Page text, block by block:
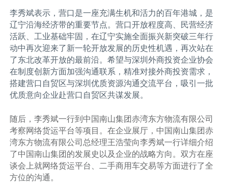
李秀斌表示，营口是一座充满生机和活力的百年港城，是
辽宁沿海经济带的重要节点。营口开放程度高、民营经济
活跃、工业基础牢固，在辽宁实施全面振兴新突破三年行
动中再次迎来了新一轮开放发展的历史性机遇，再次站在
了东北改革开放的最前沿。希望与深圳外商投资企业协会
在制度创新方面加强沟通联系，精准对接外商投资需求，
搭建营口自贸区与深圳优质资源沟通交流平台，吸引一批
优质意向企业赴营口自贸区共谋发展。
随后，李秀斌一行到中国南山集团赤湾东方物流有限公司
考察网络货运平台等项目。在企业展厅，中国南山集团赤
湾东方物流有限公司总经理王浩莹向李秀斌一行详细介绍
了中国南山集团的发展史以及企业的战略方向。双方在座
谈会上就网络货运平台、二手商用车交易等方面进行了全
方位的沟通。